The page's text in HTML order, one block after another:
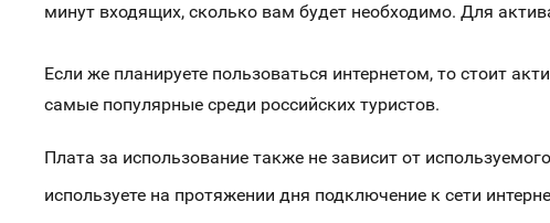
минут входящих, сколько вам будет необходимо. Для
Если же планируете пользоваться интернетом, то стоит
самые популярные среди российских туристов.
Плата за использование также не зависит от
используете на протяжении дня подключение к сети